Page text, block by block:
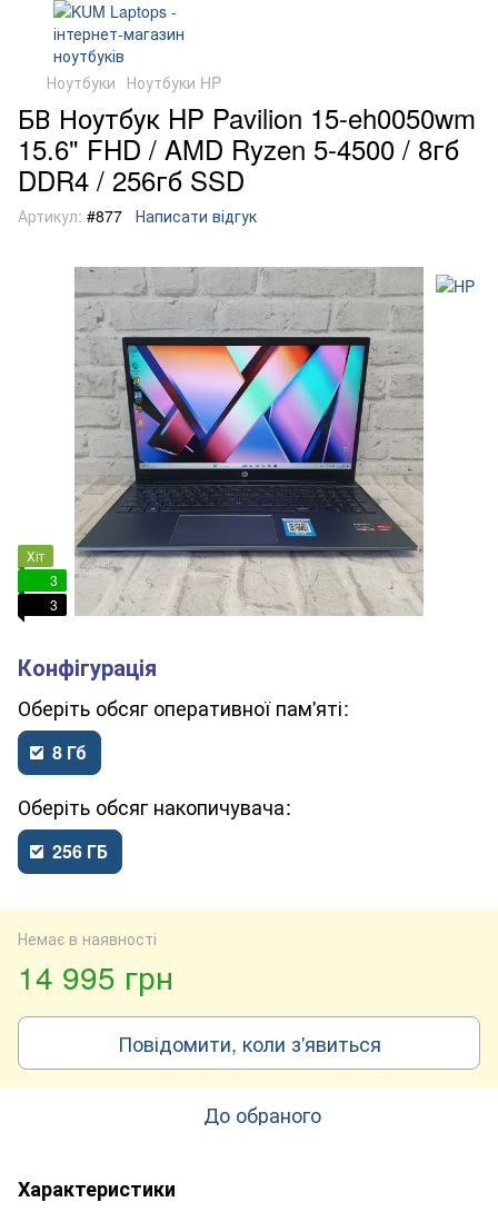
Ноутбуки Ноутбуки HP
БВ Ноутбук HP Pavilion 15-eh0050wm
15.6" FHD / AMD Ryzen 5-4500 / 8гб
DDR4 / 256гб SSD
Артикул: #877 Написати відгук
Хіт
3
3
обсяг оперативної пам'яті
8 Гб
обсяг накопичувача
256 ГБ
Немає в наявності
14 995 грн
Повідомити, коли з'явиться
До обраного
Характеристики